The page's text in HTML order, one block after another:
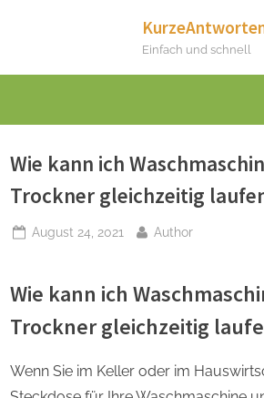
Einfach und schnell
Wie kann ich
Trockner gleichzeitig
Posted
August 24, 2021 By
Author
Wie kann ich
Trockner gleichzeitig
Wenn Sie im Keller oder im